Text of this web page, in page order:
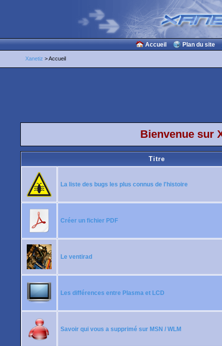
Accueil Plan du site
Xanetiz > Accueil
Bienvenue sur
Titre
La liste des bugs les plus connus de l'histoire
Créer un fichier PDF
Le ventirad
Les différences entre Plasma et LCD
Savoir qui vous a supprimé sur MSN / WLM